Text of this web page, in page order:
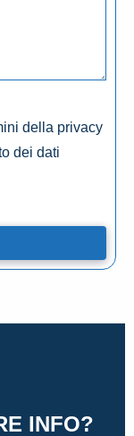
della privacy
dei dati
INFO?